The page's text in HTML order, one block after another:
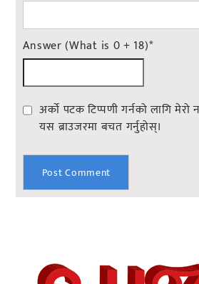
Answer (What is 0 + 18)*
अर्को पटक टिप्पणी गर्नको लागि
यस ब्राउजरमा बचत गर्नुहोस्।